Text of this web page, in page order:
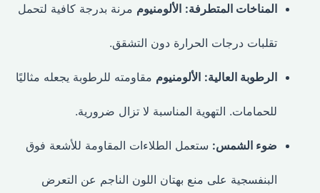
المناخات المتطرفة: الألومنيوممرنة بدرجة كافية لتحمل
تقلبات درجات الحرارة دون التشقق.
الرطوبة العالية: الألومنيوممقاومته للرطوبة يجعله مثاليًا
للحمامات. التهوية المناسبة لا تزال ضرورية.
ضوء الشمس: ستعمل الطلاءات المقاومة للأشعة فوق
البنفسجية على منع بهتان اللون الناجم عن التعرض